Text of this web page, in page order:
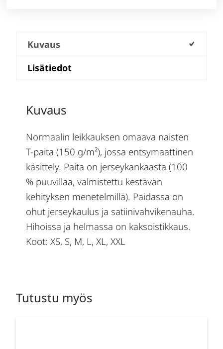
Kuvaus
Lisätiedot
Kuvaus
Normaalin leikkauksen omaava naisten
T-paita (150 g/m²), jossa entsymaattinen
käsittely. Paita on jerseykankaasta (100
% puuvillaa, valmistettu kestävän
kehityksen menetelmillä). Paidassa on
ohut jerseykaulus ja satiinivahvikenauha.
Hihoissa ja helmassa on kaksoistikkaus.
Koot: XS, S, M, L, XL, XXL
Tutustu myös